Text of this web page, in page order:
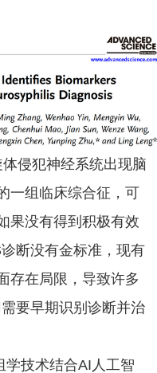
侵犯神经系统出现脑
一组临床综合征，可
果没有得到积极有效
断没有金标准，现有
存在局限，导致许多
要早期识别诊断并治
学技术结合AI人工智